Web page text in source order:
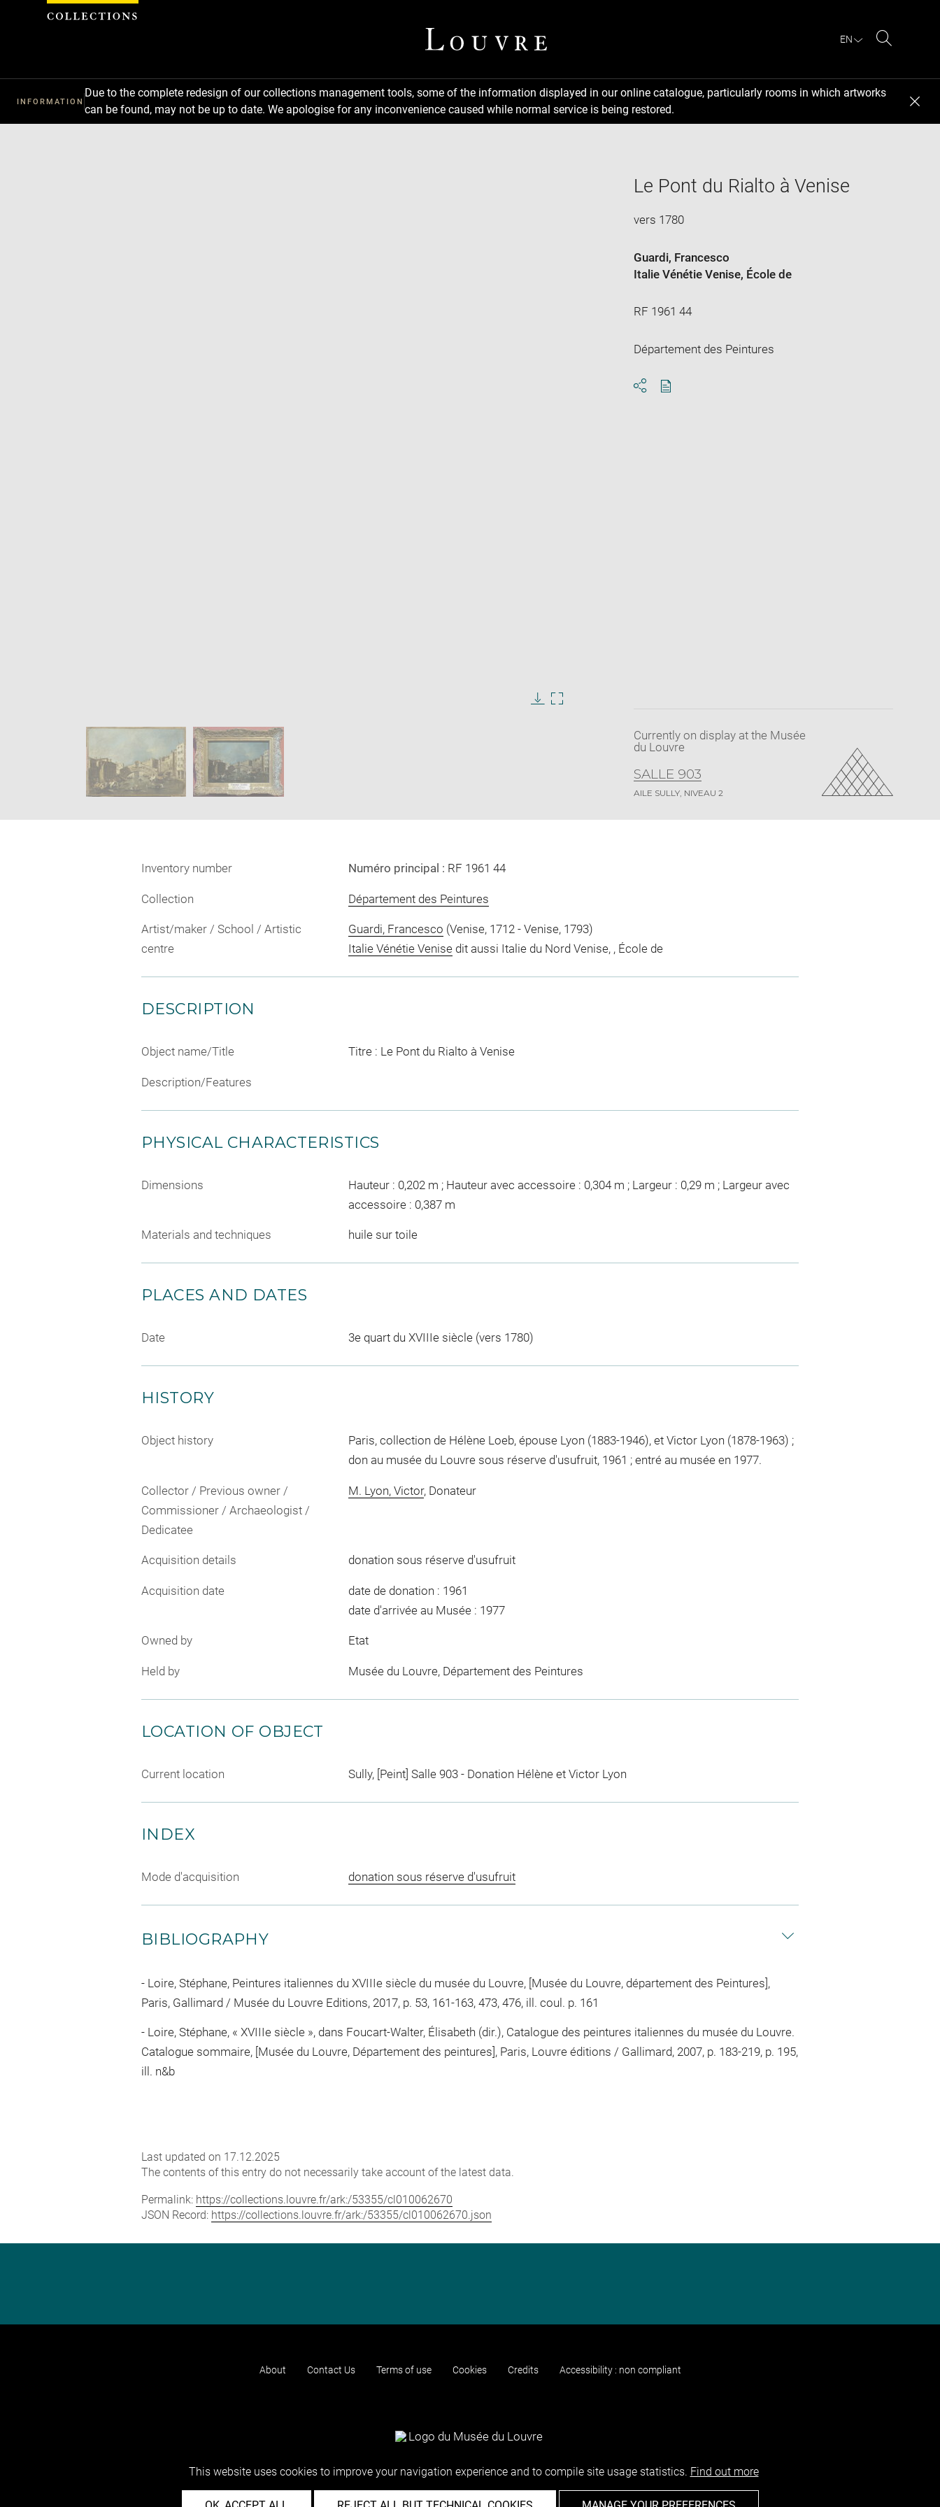
EN
INFORMATION
Due to the complete redesign of our collections management tools, some of the information displayed in our online catalogue, particularly rooms in which artworks
can be found, may not be up to date. We apologise for any inconvenience caused while normal service is being restored.
window
SKIP IMAGE CAROUSEL
Le Pont du Rialto à Venise
vers 1780
Guardi, Francesco
Italie Vénétie Venise, École de
RF 1961 44
Département des Peintures
Currently on display at the Musée
du Louvre
SALLE 903
AILE SULLY, NIVEAU 2
Inventory number Numéro principal : RF 1961 44
Collection Département des Peintures
Artist/maker / School / Artistic
centre
Guardi, Francesco (Venise, 1712 - Venise, 1793)
Italie Vénétie Venisedit aussi Italie du Nord Venise, , École de
DESCRIPTION
Object name/Title Titre : Le Pont du Rialto à Venise
Description/Features
PHYSICAL CHARACTERISTICS
Dimensions
Hauteur : 0,202 m ; Hauteur avec accessoire : 0,304 m ; Largeur : 0,29 m ; Largeur avec
accessoire : 0,387 m
Materials and techniques huile sur toile
PLACES AND DATES
Date 3e quart du XVIIIe siècle (vers 1780)
HISTORY
Object history
Paris, collection de Hélène Loeb, épouse Lyon (1883-1946), et Victor Lyon (1878-1963) ;
don au musée du Louvre sous réserve d'usufruit, 1961 ; entré au musée en 1977.
Collector / Previous owner /
Commissioner / Archaeologist /
Dedicatee
M. Lyon, Victor, Donateur
Acquisition details donation sous réserve d'usufruit
Acquisition date
date de donation : 1961
date d'arrivée au Musée : 1977
Owned by Etat
Held by Musée du Louvre, Département des Peintures
LOCATION OF OBJECT
Current location Sully, [Peint] Salle 903 - Donation Hélène et Victor Lyon
INDEX
Mode d'acquisition donation sous réserve d'usufruit
BIBLIOGRAPHY
Loire, Stéphane, Peintures italiennes du XVIIIe siècle du musée du Louvre, [Musée du Louvre, département des Peintures],
Paris, Gallimard / Musée du Louvre Editions, 2017, p. 53, 161-163, 473, 476, ill. coul. p. 161
Loire, Stéphane, « XVIIIe siècle », dans Foucart-Walter, Élisabeth (dir.), Catalogue des peintures italiennes du musée du Louvre.
Catalogue sommaire, [Musée du Louvre, Département des peintures], Paris, Louvre éditions / Gallimard, 2007, p. 183-219, p. 195,
ill. n&b
Last updated on 17.12.2025
The contents of this entry do not necessarily take account of the latest data.
Permalink: https://collections.louvre.fr/ark:/53355/cl010062670
JSON Record: https://collections.louvre.fr/ark:/53355/cl010062670.json
About Contact Us Terms of use Cookies Credits Accessibility : non compliant
Cookies management panel
This website uses cookies to improve your navigation experience and to compile site usage statistics. Find out more